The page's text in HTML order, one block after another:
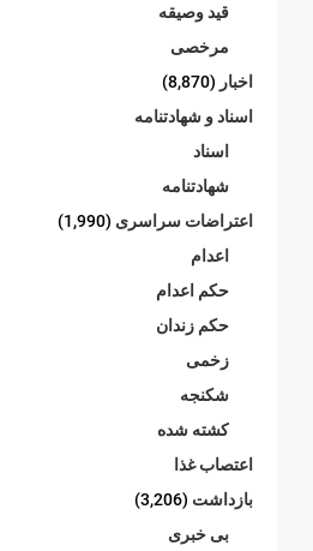
قید وصیقه
مرخصی
اخبار (8,870)
اسناد و شهادتنامە
اسناد
شهادتنامە
اعتراضات سراسری (1,990)
اعدام
حکم اعدام
حکم زندان
زخمی
شکنجە
کشته شده
اعتصاب غذا
بازداشت (3,206)
بی خبری